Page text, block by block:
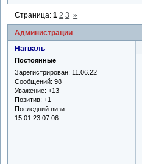
Администрации
Страница:1 2 3 »
Нагваль
Постоянные
Зарегистрирован: 11.06.22
Сообщений: 98
Уважение: +13
Позитив: +1
Последний визит:
15.01.23 07:06